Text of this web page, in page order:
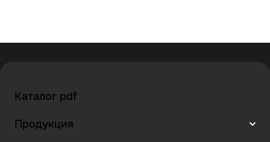
Каталог pdf
Продукция